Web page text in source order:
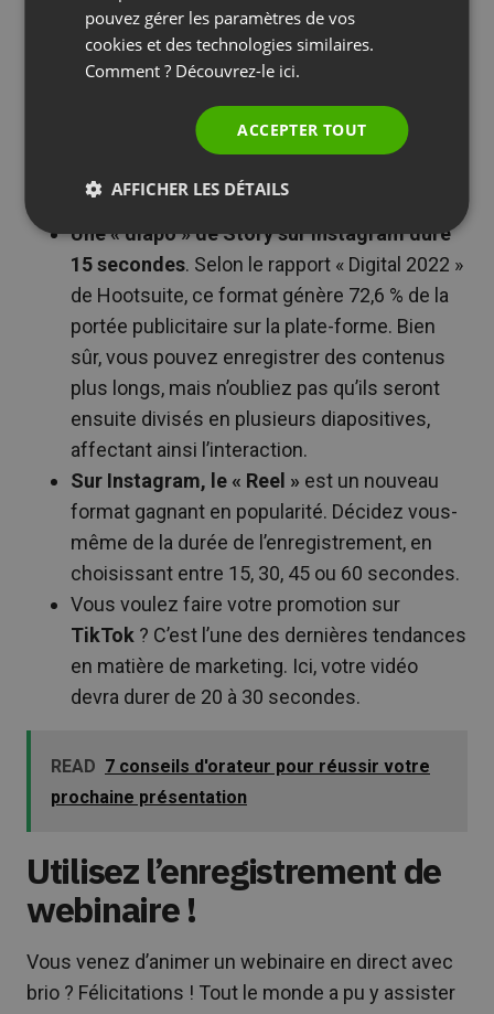
devra durer 30 secondes environ.
Vous publiez une vidéo surTwitter
pour une durée de 45 secondes environ.
Une vidéo sur Instagrampeut durer 60
secondes (vous pouvez l’étendre jusqu’à 15
sur d’autres diapositives).
Une « diapo » de Story sur Instagram dure
15 secondes. Selon le rapport « Digital 2022 »
de Hootsuite, ce format génère 72,6 % de la
portée publicitaire sur la plate-forme. Bien
sûr, vous pouvez enregistrer des contenus
plus longs, mais n’oubliez pas qu’ils seront
ensuite divisés en plusieurs diapositives,
affectant ainsi l’interaction.
Sur Instagram, le « Reel » est un nouveau
format gagnant en popularité. Décidez vous-
même de la durée de l’enregistrement, en
choisissant entre 15, 30, 45 ou 60 secondes.
Vous voulez faire votre promotion sur
TikTok ? C’est l’une des dernières tendances
en matière de marketing. Ici, votre vidéo
devra durer de 20 à 30 secondes.
READ 7 conseils d'orateur pour réussir votre
prochaine présentation
Utilisez l’enregistrement de
webinaire !
Vous venez d’animer un webinaire en direct avec
brio ? Félicitations ! Tout le monde a pu y assister
pouvez gérer les paramètres de vos
cookies et des technologies similaires.
Comment ? Découvrez-le ici.
ACCEPTER TOUT
AFFICHER LES DÉTAILS